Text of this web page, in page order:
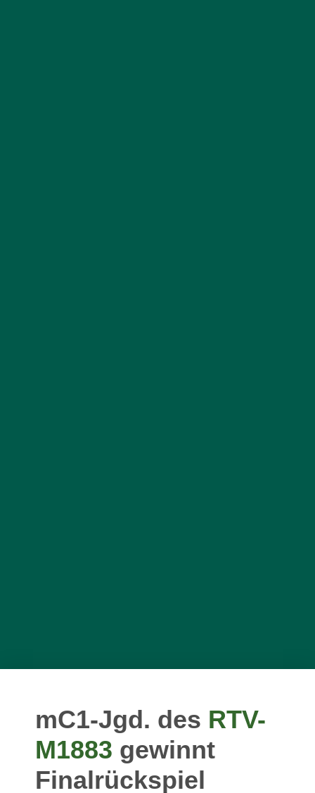
mC1-Jgd. des RTV-
M1883 gewinnt
Finalrückspiel